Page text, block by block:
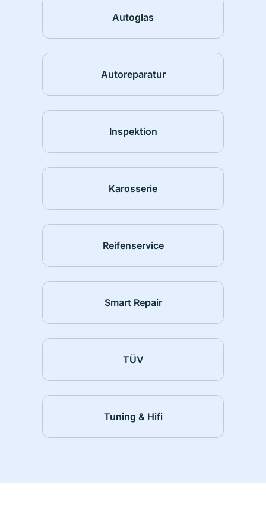
Autoglas
Autoreparatur
Inspektion
Karosserie
Reifenservice
Smart Repair
TÜV
Tuning & Hifi